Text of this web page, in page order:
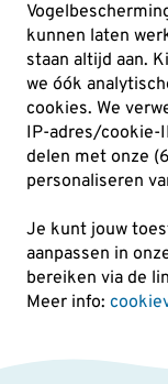
kunnen laten
staan altijd aan.
we óók
cookies. We
IP-adres/cookie-
delen met onze
personaliseren
Je kunt jouw
aanpassen in
bereiken via de
Meer info: